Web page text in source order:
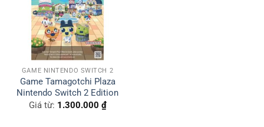
GAME NINTENDO SWITCH 2
Game Tamagotchi Plaza
Nintendo Switch 2 Edition
Giá từ: 1.300.000 ₫